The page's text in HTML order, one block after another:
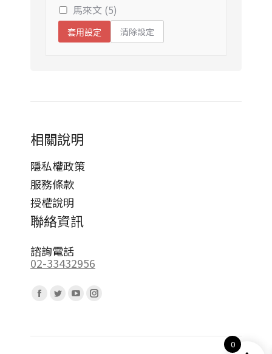
馬來文 (5)
套用設定 清除設定
相關說明
隱私權政策
服務條款
授權說明
聯絡資訊
諮詢電話
02-33432956
Facebook
opens
Twitter
opens
YouTube
opens
Instagram
opens
0